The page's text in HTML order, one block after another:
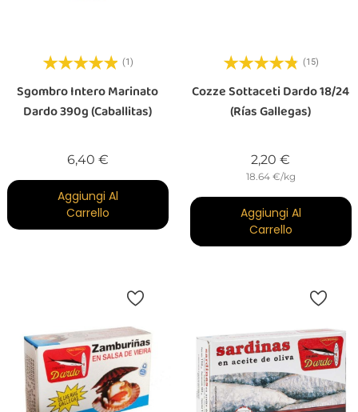
(1)
Sgombro Intero Marinato
Dardo 390g (Caballitas)
6,40 €Prezzo
Aggiungi Al
Carrello
(15)
Cozze Sottaceti Dardo 18/24
(Rías Gallegas)
2,20 €
18.64 €/kg
Aggiungi Al
Carrello